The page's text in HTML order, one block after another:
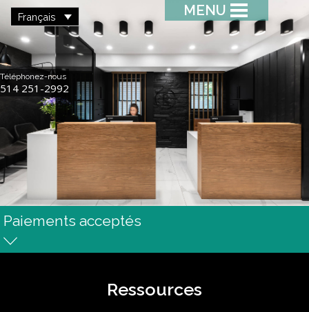
Français MENU
Paiements acceptés
Téléphonez-nous
514 251-2992
Ressources